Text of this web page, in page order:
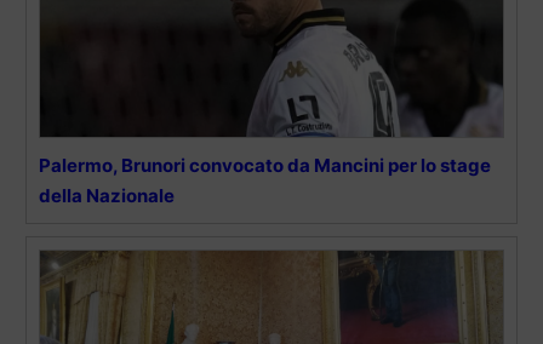
Palermo, Brunori convocato da Mancini per lo stage
della Nazionale